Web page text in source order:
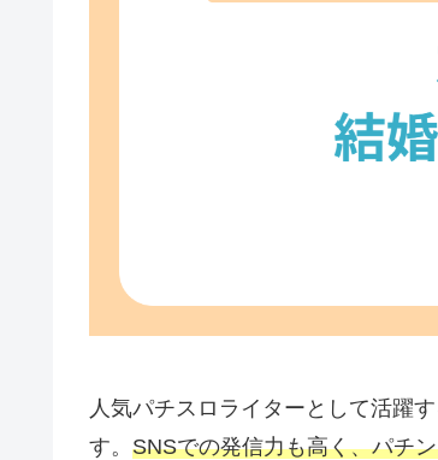
人気パチスロライターとして活躍
す。 SNSでの発信力も高く、パチ